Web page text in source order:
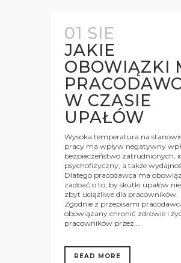
01 SIE
JAKIE
OBOWIĄZKI
W CZASIE
UPAŁÓW
Wysoka temperatura na
pracy ma wpływ negatywny
bezpieczeństwo zatrudnionych,
psychofizyczny, a także
Dlatego pracodawca ma
zadbać o to, by skutki upałów
zbyt uciążliwe dla pracowników.
Zgodnie z przepisami
obowiązany chronić zdrowie i
pracowników przez...
READ MORE